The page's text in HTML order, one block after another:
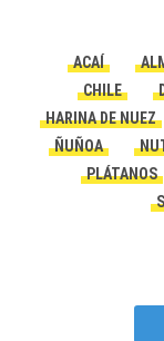
ACAÍ
CHILE
HARINA DE NUEZ
ÑUÑOA
PLÁTANOS